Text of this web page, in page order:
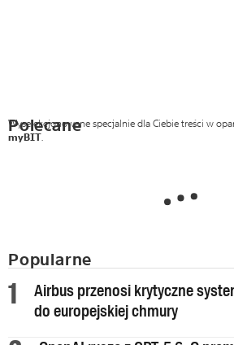
Polecane
Wyselekcjonowane specjalnie dla Ciebie treści w
myBIT.
Popularne
Airbus przenosi krytyczne
do europejskiej chmury